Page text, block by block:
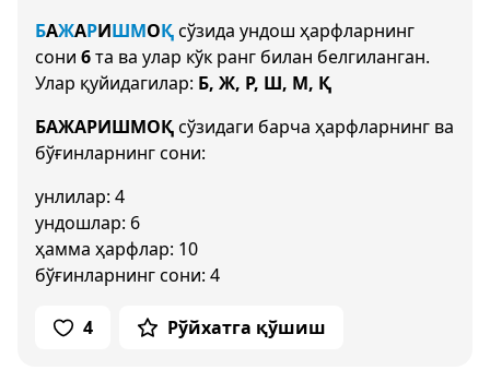
БАЖАРИШМОҚсўзида ундош ҳарфларнинг
сони 6та ва улар кўк ранг билан белгиланган.
Улар қуйидагилар: Б, Ж, Р, Ш, М, Қ
БАЖАРИШМОҚсўзидаги барча ҳарфларнинг ва
бўғинларнинг сони:
унлилар: 4
ундошлар: 6
ҳамма ҳарфлар: 10
бўғинларнинг сони: 4
4 Рўйхатга қўшиш